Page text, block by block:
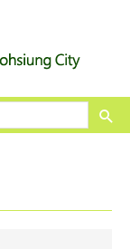
尋